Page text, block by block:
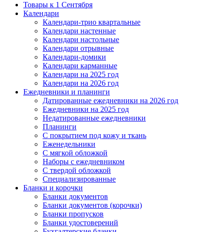
Товары к 1 Сентября
Календари
Календари-трио квартальные
Календари настенные
Календари настольные
Календари отрывные
Календари-домики
Календари карманные
Календари на 2025 год
Календари на 2026 год
Ежедневники и планинги
Датированные ежедневники на 2026 год
Ежедневники на 2025 год
Недатированные ежедневники
Планинги
С покрытием под кожу и ткань
Еженедельники
С мягкой обложкой
Наборы с ежедневником
С твердой обложкой
Специализированные
Бланки и корочки
Бланки документов
Бланки документов (корочки)
Бланки пропусков
Бланки удостоверений